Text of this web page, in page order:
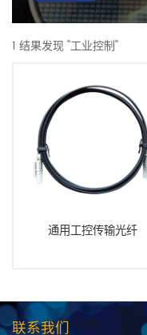
1 结果发现 "工业控制"
通用工控传输光纤
联系我们